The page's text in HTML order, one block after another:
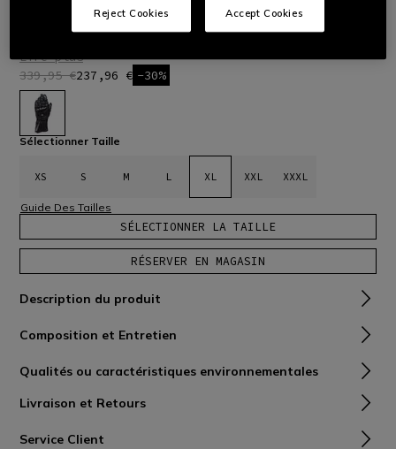
Gants de moto racing en cuir de chèvre, dotés de protections
en acier sur le dos de la main et au niveau des articulations,
Lire plus
339,95 €237,96 € -30%
sélectionné
Sélectionner Taille
XS S M L XL XXL XXXL
Guide Des Tailles
SÉLECTIONNER LA TAILLE
RÉSERVER EN MAGASIN
Description du produit
Composition et Entretien
Qualités ou caractéristiques environnementales
Livraison et Retours
Service Client
Reject Cookies Accept Cookies